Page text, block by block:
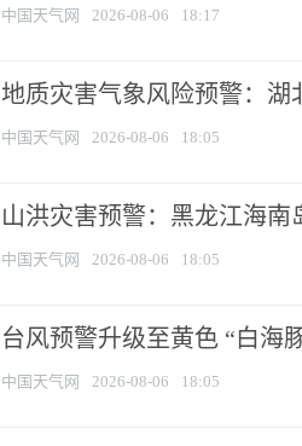
中国天气网 2026-08-06 18:17
地质灾害气象风险预警：湖
中国天气网 2026-08-06 18:05
山洪灾害预警：黑龙江海
中国天气网 2026-08-06 18:05
台风预警升级至黄色 “白海
中国天气网 2026-08-06 18:05